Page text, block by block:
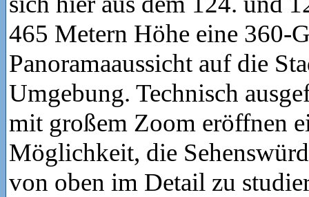
465 Metern Höhe eine 360-
Panoramaaussicht auf die
Umgebung. Technisch
mit großem Zoom eröffnen
Möglichkeit, die
von oben im Detail zu